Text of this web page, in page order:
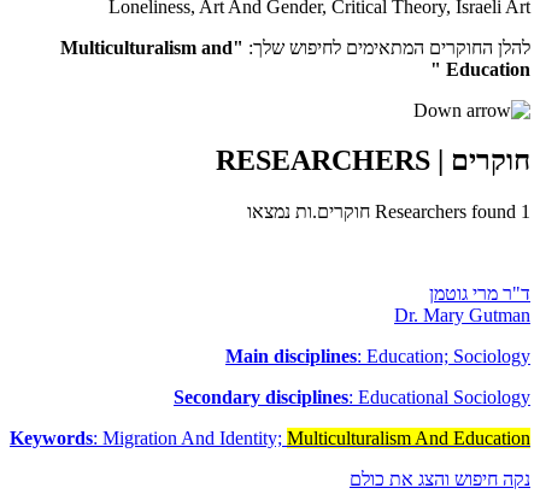
Loneliness, Art And Gender, Critical Theory, Israeli Art
להלן החוקרים המתאימים לחיפוש שלך:
"Multiculturalism and
Education "
חוקרים
Researchers found 1 חוקרים.ות נמצאו
ד"ר מרי גוטמן
Dr. Mary Gutman
Main disciplines: Education; Sociology
Secondary disciplines: Educational Sociology
Keywords: Migration And Identity; Multiculturalism And Education
נקה חיפוש והצג את כולם